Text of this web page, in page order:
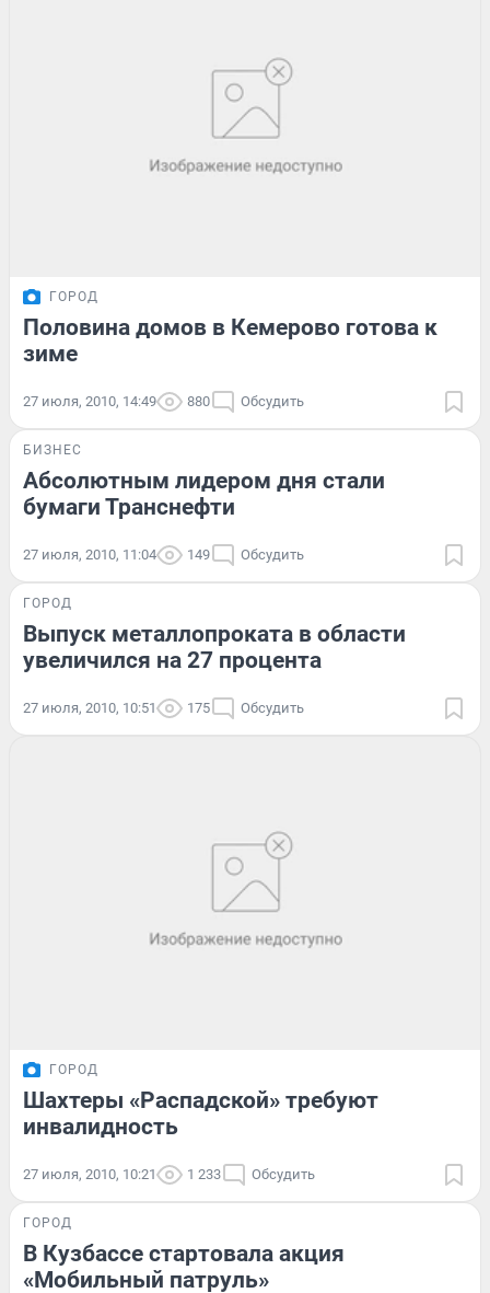
ГОРОД
Половина домов в Кемерово готова к
зиме
27 июля, 2010, 14:49 880 Обсудить
БИЗНЕС
Абсолютным лидером дня стали
бумаги Транснефти
27 июля, 2010, 11:04 149 Обсудить
ГОРОД
Выпуск металлопроката в области
увеличился на 27 процента
27 июля, 2010, 10:51 175 Обсудить
ГОРОД
Шахтеры «Распадской» требуют
инвалидность
27 июля, 2010, 10:21 1 233 Обсудить
ГОРОД
В Кузбассе стартовала акция
«Мобильный патруль»